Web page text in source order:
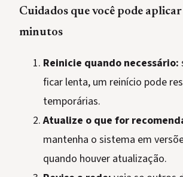
Cuidados que você pode
minutos
Reinicie quando necessário:
ficar lenta, um reinício pode
temporárias.
Atualize o que for
mantenha o sistema em
quando houver atualização.